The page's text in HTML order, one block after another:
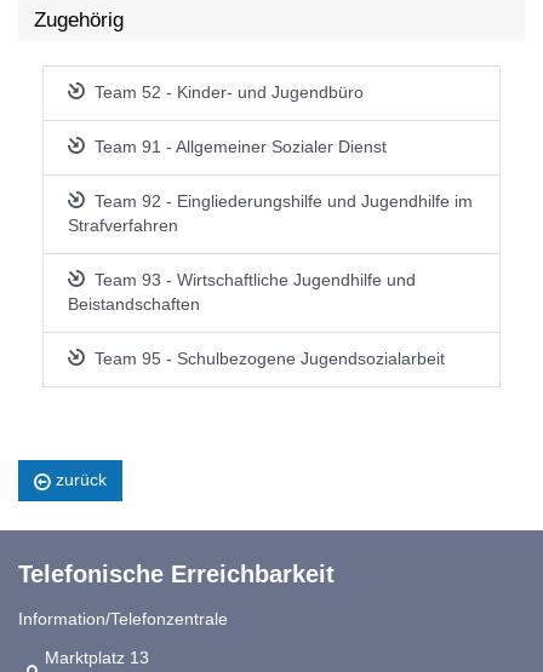
Zugehörig
Team 52 - Kinder- und Jugendbüro
Team 91 - Allgemeiner Sozialer Dienst
Team 92 - Eingliederungshilfe und Jugendhilfe im
Strafverfahren
Team 93 - Wirtschaftliche Jugendhilfe und
Beistandschaften
Team 95 - Schulbezogene Jugendsozialarbeit
zurück
Telefonische Erreichbarkeit
Information/Telefonzentrale
Link zur Google-Maps Navigation
Marktplatz 13